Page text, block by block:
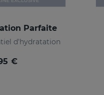
Parfaite
d'hydratation
€